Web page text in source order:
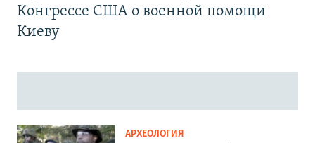
Конгрессе США о военной помощи
Киеву
АРХЕОЛОГИЯ